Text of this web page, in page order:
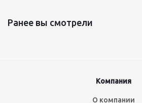
Ранее вы смотрели
Компания
О компании